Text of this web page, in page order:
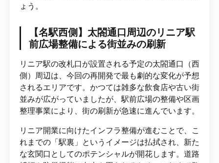
ょう。
【名駅西側】太閤通口周辺のリニア駅
前広場整備による街並みの刷新
リニア駅の改札口が設置される予定の太閤通口（西
側）周辺は、今回の再開発で最も劇的な変化が予想
されるエリアです。かつては雑多な飲食店や古い街
並みが広がっていましたが、駅前広場の整備や区画
整理事業により、街の刷新が急速に進んでいます。
リニア開業に向けたインフラ整備が進むことで、こ
れまでの「駅裏」というイメージは払拭され、新た
な玄関口としてのポテンシャルが開花します。道路